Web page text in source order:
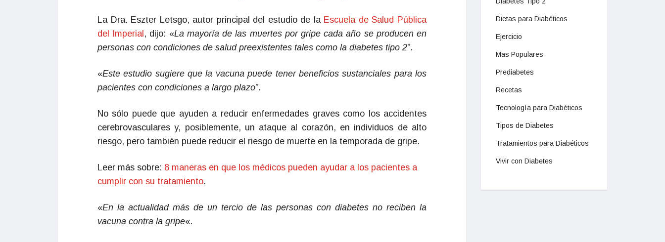
La Dra. Eszter Letsgo, autor principal del estudio de la Escuela de Salud Pública
del Imperial , dijo: «La mayoría de las muertes por gripe cada año se producen en
personas con condiciones de salud preexistentes tales como la diabetes tipo 2”.
«Este estudio sugiere que la vacuna puede tener beneficios sustanciales para los
pacientes con condiciones a largo plazo”.
No sólo puede que ayuden a reducir enfermedades graves como los accidentes
cerebrovasculares y, posiblemente, un ataque al corazón, en individuos de alto
riesgo, pero también puede reducir el riesgo de muerte en la temporada de gripe.
Leer más sobre: 8 maneras en que los médicos pueden ayudar a los pacientes a
cumplir con su tratamiento.
«En la actualidad más de un tercio de las personas con diabetes no reciben la
vacuna contra la gripe«.
Dietas para Diabéticos
Ejercicio
Mas Populares
Prediabetes
Recetas
Tecnología para Diabéticos
Tipos de Diabetes
Tratamientos para Diabéticos
Vivir con Diabetes